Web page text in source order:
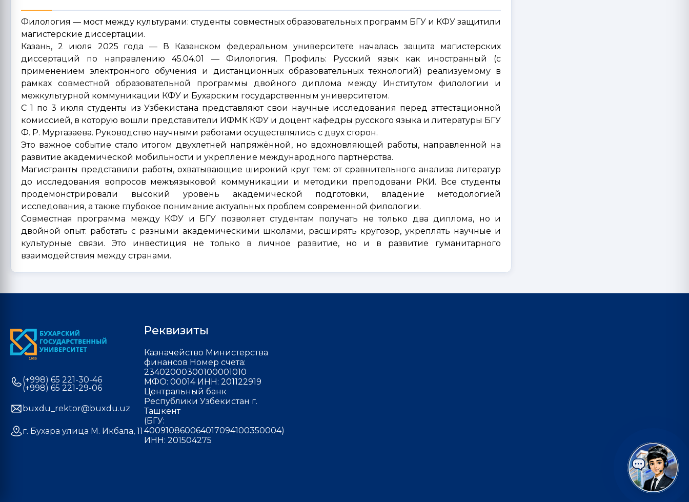
Филология — мост между культурами: студенты совместных образовательных программ БГУ и КФУ защитили
магистерские диссертации.
Казань, 2 июля 2025 года — В Казанском федеральном университете началась защита магистерских
диссертаций по направлению 45.04.01 — Филология. Профиль: Русский язык как иностранный (с
применением электронного обучения и дистанционных образовательных технологий) реализуемому в
рамках совместной образовательной программы двойного диплома между Институтом филологии и
межкультурной коммуникации КФУ и Бухарским государственным университетом.
С 1 по 3 июля студенты из Узбекистана представляют свои научные исследования перед аттестационной
комиссией, в которую вошли представители ИФМК КФУ и доцент кафедры русского языка и литературы БГУ
Ф. Р. Муртазаева. Руководство научными работами осуществлялись с двух сторон.
Это важное событие стало итогом двухлетней напряжённой, но вдохновляющей работы, направленной на
развитие академической мобильности и укрепление международного партнёрства.
Магистранты представили работы, охватывающие широкий круг тем: от сравнительного анализа литератур
до исследования вопросов межъязыковой коммуникации и методики преподовани РКИ. Все студенты
продемонстрировали высокий уровень академической подготовки, владение методологией
исследования, а также глубокое понимание актуальных проблем современной филологии.
Совместная программа между КФУ и БГУ позволяет студентам получать не только два диплома, но и
двойной опыт: работать с разными академическими школами, расширять кругозор, укреплять научные и
культурные связи. Это инвестиция не только в личное развитие, но и в развитие гуманитарного
взаимодействия между странами.
(+998) 65 221-30-46
(+998) 65 221-29-06
buxdu_rektor@buxdu.uz
г. Бухара улица М. Икбала, 11
Реквизиты
Казначейство Министерства
финансов Номер счета:
23402000300100001010
МФО: 00014 ИНН: 201122919
Центральный банк
Республики Узбекистан г.
Ташкент
(БГУ:
400910860064017094100350004)
ИНН: 201504275